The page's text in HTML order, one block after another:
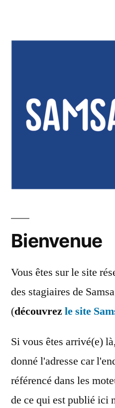
Bienvenue
Vous êtes sur le site
des stagiaires de
(découvrezle site
Si vous êtes arrivé(e)
donné l'adresse car
référencé dans les
de ce qui est publié ici